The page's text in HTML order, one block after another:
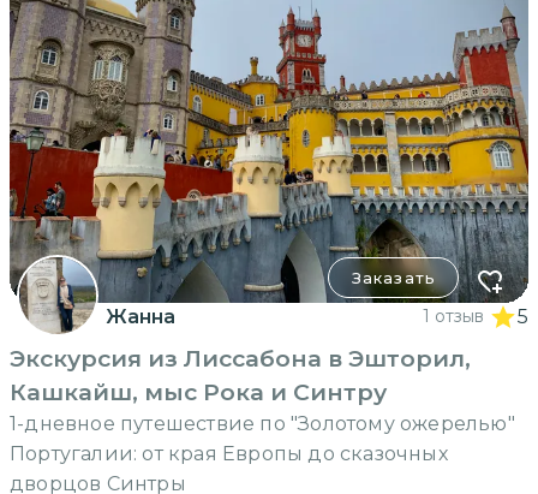
Заказать
Жанна 1 отзыв 5
Экскурсия из Лиссабона в Эшторил,
Кашкайш, мыс Рока и Синтру
1-дневное путешествие по "Золотому ожерелью"
Португалии: от края Европы до сказочных
дворцов Синтры